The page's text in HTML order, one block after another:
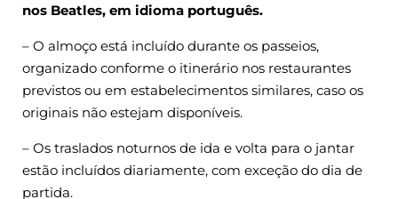
nos Beatles, em idioma português.
– O almoço está incluído durante os passeios,
organizado conforme o itinerário nos restaurantes
previstos ou em estabelecimentos similares, caso os
originais não estejam disponíveis.
– Os traslados noturnos de ida e volta para o jantar
estão incluídos diariamente, com exceção do dia de
partida.